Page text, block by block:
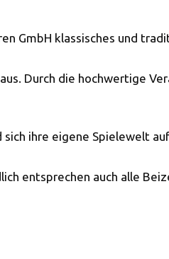
GmbH klassisches und
Durch die hochwertige
ihre eigene Spielewelt
entsprechen auch alle